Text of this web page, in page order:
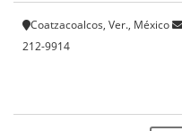
Coatzacoalcos, Ver., México
212-9914